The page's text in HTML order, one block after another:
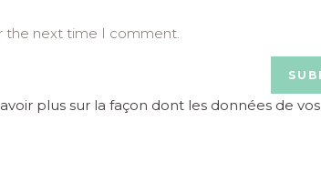
the next time I comment.
plus sur la façon dont les données de vos